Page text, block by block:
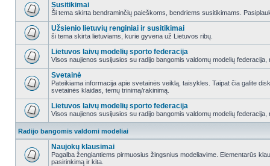
Susitikimai
Ši tema skirta bendraminčių paieškoms, bendriems susitikimams.
Užsienio lietuvių renginiai ir susitikimai
ši tema skirta lietuviams, kurie gyvena už Lietuvos ribų.
Lietuvos laivų modelių sporto federacija
Visos naujienos susijusios su radijo bangomis valdomų modelių
Svetainė
Pateikiama informacija apie svetainės veiklą, taisykles. Taipat čia galite
svetainės klaidas, temų trinimą/rakinimą.
Lietuvos laivų modelių sporto federacija
Visos naujienos susijusios su radijo bangomis valdomų modelių
Radijo bangomis valdomi modeliai
Naujokų klausimai
Pagalba žengiantiems pirmuosius žingsnius modeliavime. Elementarūs
pasirinkimą ir kita.